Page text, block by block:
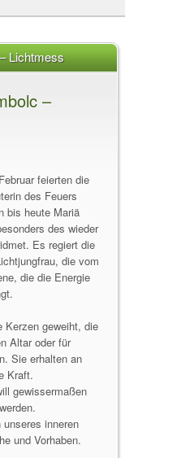
Lichtmess
–
feierten die
des Feuers
bis heute Mariä
des wieder
Es regiert die
die vom
die die Energie
Kerzen geweiht, die
Altar oder für
Sie erhalten an
Kraft.
gewissermaßen
inneren
und Vorhaben.